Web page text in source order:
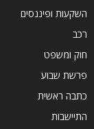
השקעות ופיננסים
רכב
חוק ומשפט
פרשת שבוע
כתבה ראשית
התיישבות